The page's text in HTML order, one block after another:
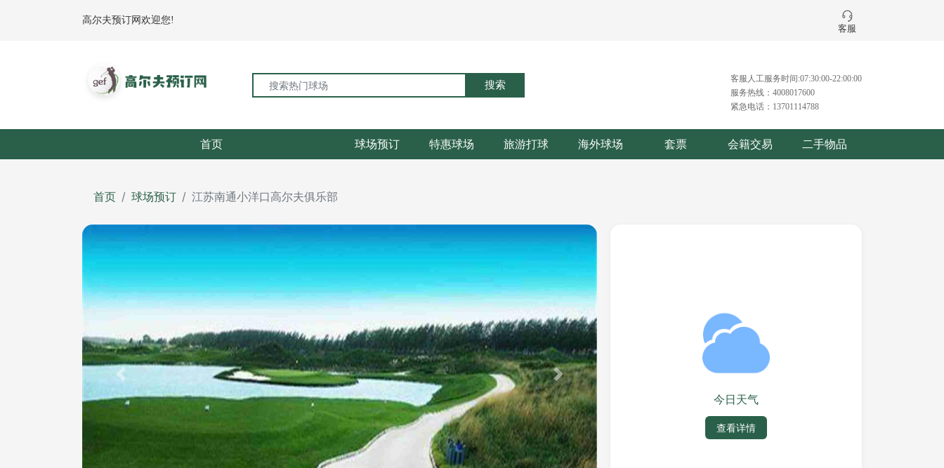
高尔夫预订网欢迎您!
客服
搜索
客服人工服务时间:07:30:00-22:00:00
服务热线：4008017600
紧急电话：13701114788
首页 球场预订 特惠球场 旅游打球 海外球场 套票 会籍交易 二手物品
首页 球场预订 江苏南通小洋口高尔夫俱乐部
Previous
Next
今日天气
查看详情